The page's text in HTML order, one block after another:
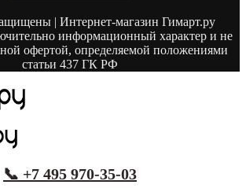
| Интернет-магазин Гимарт.ру
информационный характер и не
офертой, определяемой положениями
статьи 437 ГК РФ
📞 +7 495 970-35-03